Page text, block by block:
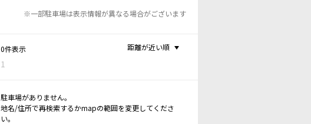
※一部駐車場は表示情報が異なる場合がございます
0件表示
1
距離が近い順
駐車場がありません。
地名/住所で再検索するかmapの範囲を変更してくださ
い。